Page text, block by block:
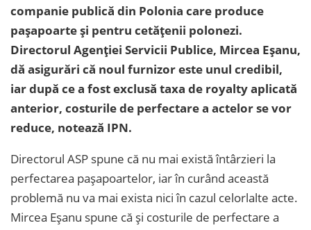
companie publică din Polonia care produce
pașapoarte și pentru cetățenii polonezi.
Directorul Agenției Servicii Publice, Mircea Eșanu,
dă asigurări că noul furnizor este unul credibil,
iar după ce a fost exclusă taxa de royalty aplicată
anterior, costurile de perfectare a actelor se vor
reduce, notează IPN.
Directorul ASP spune că nu mai există întârzieri la
perfectarea pașapoartelor, iar în curând această
problemă nu va mai exista nici în cazul celorlalte acte.
Mircea Eșanu spune că și costurile de perfectare a